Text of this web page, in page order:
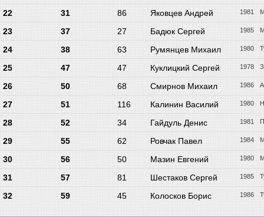
22 31 86 Яковцев Андрей 1981
23 37 27 Бадюк Сергей 1985
24 38 63 Румянцев Михаил 1980
25 47 47 Куклицкий Сергей 1978
26 50 68 Смирнов Михаил 1986
27 51 116 Калинин Василий 1980
28 52 34 Гайдуль Денис 1981
29 55 62 Ровчак Павел 1984
30 56 50 Мазин Евгений 1980
31 57 81 Шестаков Сергей 1985
32 59 45 Колосков Борис 1986